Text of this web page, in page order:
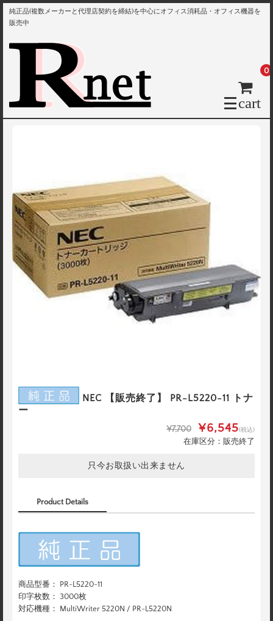
純正品(複数メーカーと代理店契約を締結)を中心にオフィス消耗品・オフィス機器を
販売中
cart
0
NEC 【販売終了】 PR-L5220-11 トナ
ー
¥7,700 ¥6,545(税込)
在庫区分：販売終了
只今お取扱い出来ません
Product Details
商品型番： PR-L5220-11
印字枚数： 3000枚
対応機種： MultiWriter 5220N / PR-L5220N